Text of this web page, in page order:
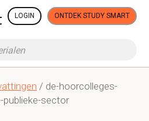
LOGIN ONTDEK STUDY SMART
/ de-hoorcolleges-
publieke-sector